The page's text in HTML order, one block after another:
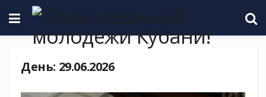
День: 29.06.2026